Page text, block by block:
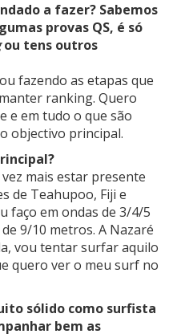
a fazer? Sabemos
provas QS, é só
ou tens outros
fazendo as etapas que
ranking. Quero
e em tudo o que são
objectivo principal.
mais estar presente
de Teahupoo, Fiji e
faço em ondas de 3/4/5
9/10 metros. A Nazaré
vou tentar surfar aquilo
quero ver o meu surf no
sólido como surfista
bem as